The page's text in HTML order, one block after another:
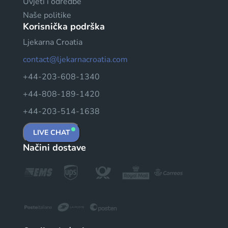
Naše politike
Korisnička podrška
Ljekarna Croatia
contact@ljekarnacroatia.com
+44-203-608-1340
+44-808-189-1420
+44-203-514-1638
LIVE CHAT
Načini dostave